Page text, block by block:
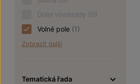
Dolní vinohrady (0)
Volné pole (1)
Zobrazit další
Tematická řada